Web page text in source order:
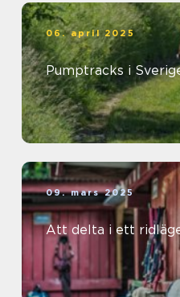
06. april 2025
Pumptracks i
09. mars 2025
Att delta i ett